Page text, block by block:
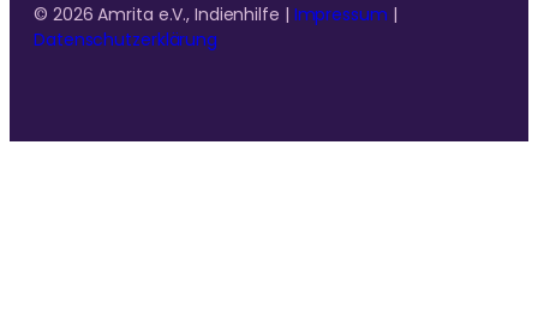
© 2026 Amrita e.V., Indienhilfe | Impressum |
Datenschutzerklärung